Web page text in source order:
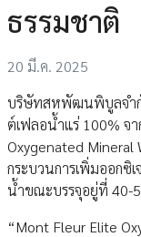
ธรรมชาติ
20 มี.ค. 2025
บริษัทสหพัฒนพิบูลจำกั
ต์เฟลอน้ำแร่ 100% จ
Oxygenated Mineral
กระบวนการเพิ่มออก
น้ำขณะบรรจุอยู่ที่ 40-
“Mont Fleur Elite